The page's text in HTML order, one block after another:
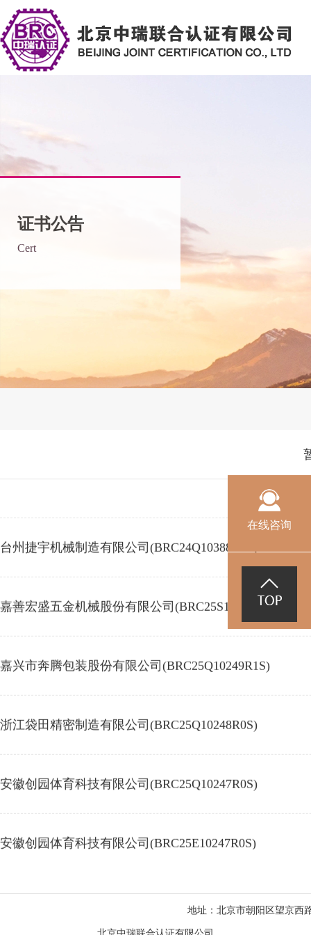
证书公告
Cert
浙江晟洋家具有限公司(BRC24Q10377R2S)
中普达科技股份有限公司(BRC24Q10357R0S)
几核（浙江）科技有限公司(BRC25C10030R2M)
嘉兴永得环保设备有限公司(BRC25Q10246R0S)
台州捷宇机械制造有限公司(BRC24Q10388R2S)
嘉善宏盛五金机械股份有限公司(BRC25S10250R0S)
嘉兴市奔腾包装股份有限公司(BRC25Q10249R1S)
浙江袋田精密制造有限公司(BRC25Q10248R0S)
安徽创园体育科技有限公司(BRC25Q10247R0S)
安徽创园体育科技有限公司(BRC25E10247R0S)
安徽创园体育科技有限公司(BRC25S10247R0S)
地址：北京市朝阳区望京西
在线咨询